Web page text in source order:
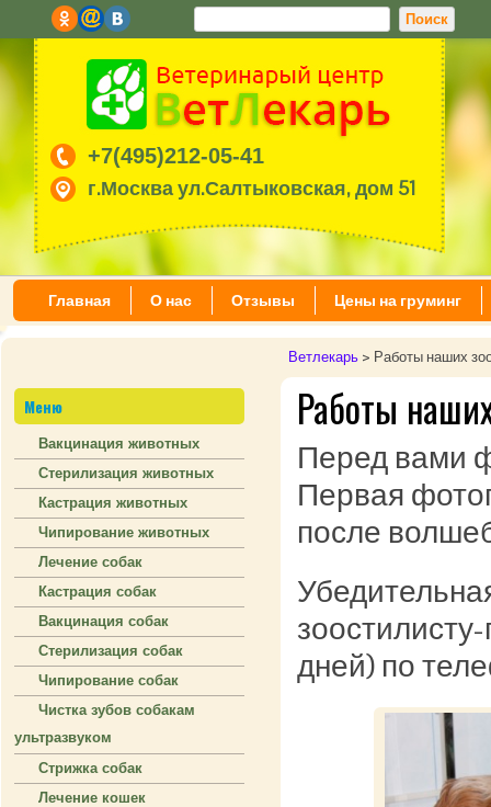
+7(495)212-05-41
г.Москва ул.Салтыковская, дом 51
Главная О нас Отзывы Цены на груминг
Ветлекарь > Работы наших
Работы
Перед вами
Первая
после
дней) по
Меню
Вакцинация животных
Стерилизация животных
Кастрация животных
Чипирование животных
Лечение собак
Кастрация собак
Вакцинация собак
Стерилизация собак
Чипирование собак
Чистка зубов собакам
ультразвуком
Стрижка собак
Лечение кошек